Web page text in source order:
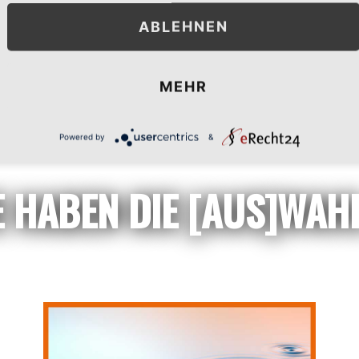
HABEN DIE
ABLEHNEN
MEHR
Powered by &